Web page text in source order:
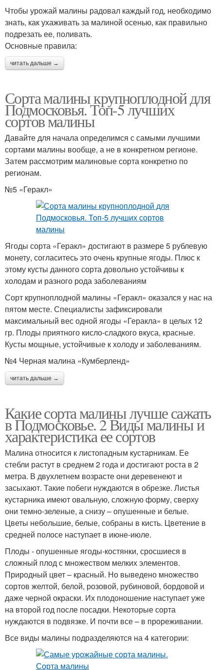
Чтобы урожай малины радовал каждый год, необходимо
знать, как ухаживать за малиной осенью, как правильно
подрезать ее, поливать.
Основные правила:
читать дальше →
Сорта малины крупноплодной для
Подмосковья. Топ-5 лучших
сортов малины
Давайте для начала определимся с самыми лучшими
сортами малины вообще, а не в конкретном регионе.
Затем рассмотрим малиновые сорта конкретно по
регионам.
№5 «Геракл»
Ягоды сорта «Геракл» достигают в размере 5 рублевую
монету, согласитесь это очень крупные ягоды. Плюс к
этому кусты данного сорта довольно устойчивы к
холодам и разного рода заболеваниям
Сорт крупноплодной малины «Геракл» оказался у нас на
пятом месте. Специалисты зафиксировали
максимальный вес одной ягоды «Геракла» в целых 12
гр. Плоды приятного кисло-сладкого вкуса, красные.
Кусты мощные, устойчивые к холоду и заболеваниям.
№4 Черная малина «Кумберленд»
читать дальше →
Какие сорта малины лучше сажать
в Подмосковье. 2 Виды малины и
характеристика ее сортов
Малина относится к листопадным кустарникам. Ее
стебли растут в среднем 2 года и достигают роста в 2
метра. В двухлетнем возрасте они деревенеют и
засыхают. Такие побеги нуждаются в обрезке. Листья
кустарника имеют овальную, сложную форму, сверху
они темно-зеленые, а снизу – опушенные и белые.
Цветы небольшие, белые, собраны в кисть. Цветение в
средней полосе наступает в июне-июле.
Плоды - опушенные ягоды-костянки, сросшиеся в
сложный плод с множеством мелких элементов.
Природный цвет – красный. Но выведено множество
сортов желтой, белой, розовой, рубиновой, бордовой и
даже черной окраски. Их плодоношение наступает уже
на второй год после посадки. Некоторые сорта
нуждаются в подвязке. И почти все – в прореживании.
Все виды малины подразделяются на 4 категории: